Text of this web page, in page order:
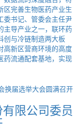
区完善生物医药产业生
委书记、管委会主任尹
主导产业之一，联环药
创与冷链制造两大板
高新区营商环境的高度
药流通配套基地，实现
限公司委员